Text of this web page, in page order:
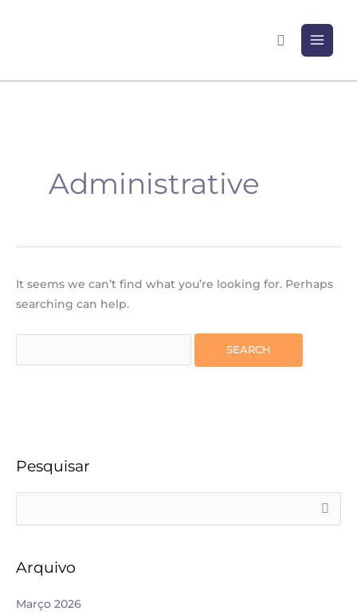
Search
Administrative
It seems we can’t find what you’re looking for. Perhaps
searching can help.
Pesquisar
r
c
Arquivo
Março 2026